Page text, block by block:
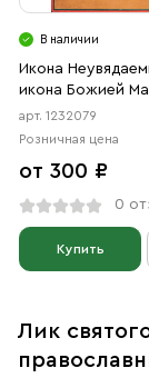
В наличии
Икона
икона Божией
(АРТ.02079)
арт. 1232079
Розничная цена
от 300 ₽
0
Купить
Лик